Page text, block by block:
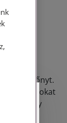
előnyt.
tartozásokat
hagy